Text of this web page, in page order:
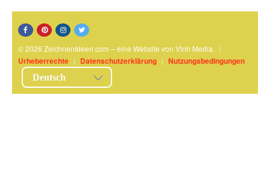
© 2026 ZeichnenIdeen.com – eine Website von Vinh Media. |
Urheberrechte | Datenschutzerklärung | Nutzungsbedingungen
Deutsch